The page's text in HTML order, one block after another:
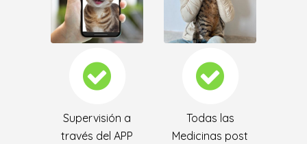
Supervisión a
través del APP
Todas las
Medicinas post